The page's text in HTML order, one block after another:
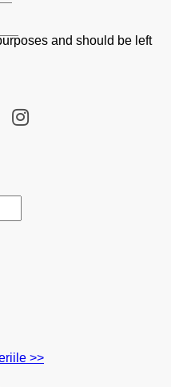
and should be left
>>